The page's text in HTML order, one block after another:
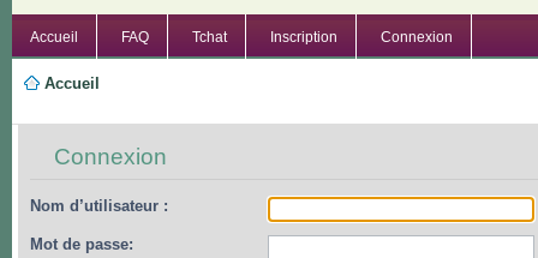
Accueil FAQ Tchat Inscription Connexion
Accueil
Connexion
Nom d’utilisateur :
Mot de passe: